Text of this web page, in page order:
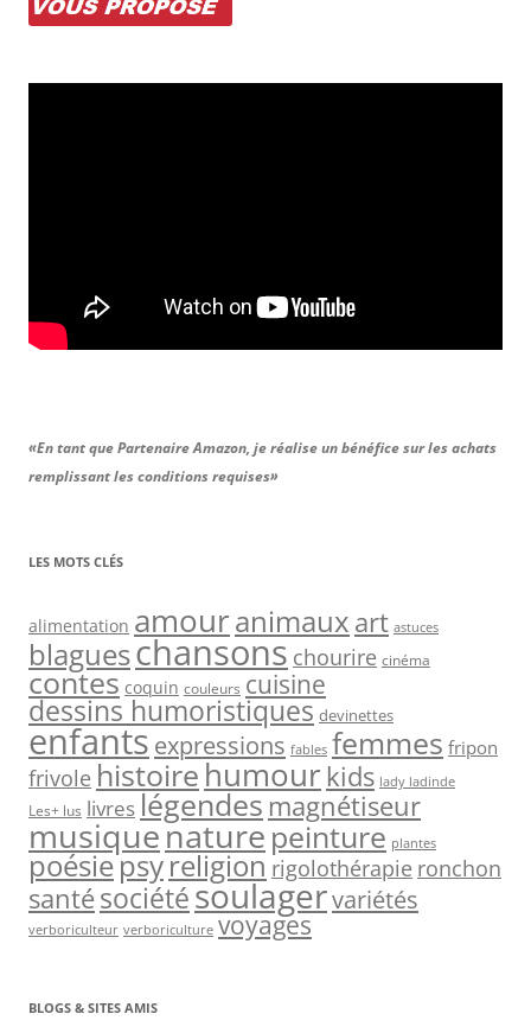
«En tant que Partenaire Amazon, je réalise un bénéfice sur les achats
remplissant les conditions requises»
LES MOTS CLÉS
alimentation amouranimaux art astuces
blagueschansons chourire cinéma
contes coquin couleurs cuisine
dessins humoristiques devinettes
enfantsexpressions fables femmes fripon
frivole histoire humour kids lady ladinde
Les+ lus livreslégendes magnétiseur
musiquenature peinture plantes
poésiepsyreligion rigolothérapie ronchon
santésociétésoulagervariétés
verboriculteur verboriculture voyages
BLOGS & SITES AMIS